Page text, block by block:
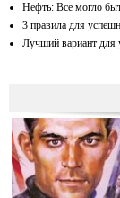
Нефть: Все могло
3 правила для
Лучший вариант для